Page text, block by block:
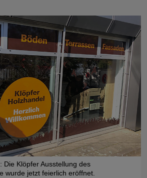
Die Klöpfer Ausstellung des
wurde jetzt feierlich eröffnet.